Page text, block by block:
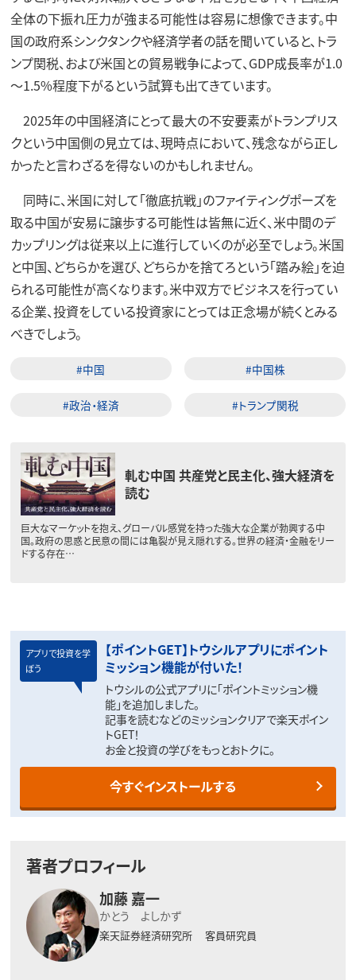
全体の下振れ圧力が強まる可能性は容易に想像できます。中
国の政府系シンクタンクや経済学者の話を聞いていると、トラ
ンプ関税、および米国との貿易戦争によって、GDP成長率が1.0
～1.5%程度下がるという試算も出てきています。
2025年の中国経済にとって最大の不安要素がトランプリス
クという中国側の見立ては、現時点において、残念ながら正し
かったと言わざるを得ないのかもしれません。
同時に、米国に対して「徹底抗戦」のファイティングポーズを
取る中国が安易に譲歩する可能性は皆無に近く、米中間のデ
カップリングは従来以上に進行していくのが必至でしょう。米国
と中国、どちらかを選び、どちらかを捨てろという「踏み絵」を迫
られる可能性が高くなります。米中双方でビジネスを行ってい
る企業、投資をしている投資家にとっては正念場が続くとみる
べきでしょう。
#中国 #中国株
#政治・経済 #トランプ関税
軋む中国 共産党と民主化、強大経済を
読む
巨大なマーケットを抱え、グローバル感覚を持った強大な企業が勃興する中
国。政府の思惑と民意の間には亀裂が見え隠れする。世界の経済・金融をリー
ドする存在…
アプリで投資を学
ぼう
【ポイントGET】トウシルアプリにポイント
ミッション機能が付いた！
トウシルの公式アプリに「ポイントミッション機
能」を追加しました。
記事を読むなどのミッションクリアで楽天ポイン
トGET！
お金と投資の学びをもっとおトクに。
今すぐインストールする
著者プロフィール
加藤 嘉一
かとう よしかず
楽天証券経済研究所 客員研究員